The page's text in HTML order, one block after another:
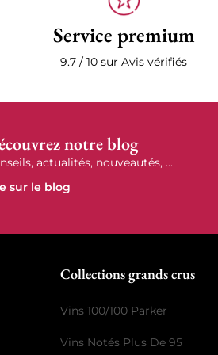
Service premium
9.7 / 10 sur Avis vérifiés
notre blog
actualités, nouveautés, ...
sur le blog
Collections grands crus
Vins 100/100 Parker
Vins Notés Plus De 95